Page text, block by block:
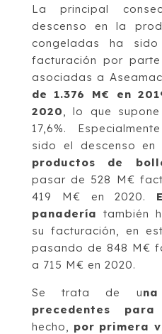
La principal
descenso en la
congeladas ha
facturación por
asociadas a
de 1.376 M€ en
2020 , lo que
17,6%.
sido el descenso
productos de
pasar de 528 M€
419 M€ en 2020.
panadería también
su facturación, en
pasando de 848 M€
a 715 M€ en 2020.
Se trata de u
precedentes
hecho, por primera